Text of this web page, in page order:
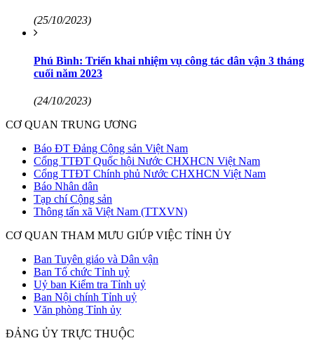
(25/10/2023)
Phú Bình: Triển khai nhiệm vụ công tác dân vận 3 tháng
cuối năm 2023
(24/10/2023)
CƠ QUAN TRUNG ƯƠNG
Báo ĐT Đảng Cộng sản Việt Nam
Cổng TTĐT Quốc hội Nước CHXHCN Việt Nam
Cổng TTĐT Chính phủ Nước CHXHCN Việt Nam
Báo Nhân dân
Tạp chí Cộng sản
Thông tấn xã Việt Nam (TTXVN)
CƠ QUAN THAM MƯU GIÚP VIỆC TỈNH ỦY
Ban Tuyên giáo và Dân vận
Ban Tổ chức Tỉnh uỷ
Uỷ ban Kiểm tra Tỉnh uỷ
Ban Nội chính Tỉnh uỷ
Văn phòng Tỉnh ủy
ĐẢNG ỦY TRỰC THUỘC